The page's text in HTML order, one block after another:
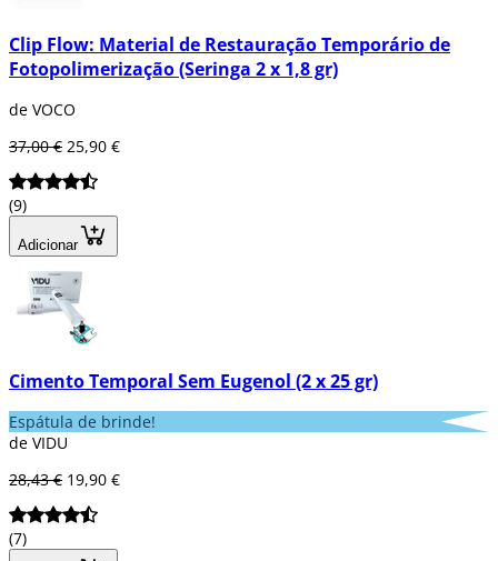
Clip Flow: Material de Restauração Temporário de
Fotopolimerização (Seringa 2 x 1,8 gr)
de VOCO
37,00 € 25,90 €
(9)
Adicionar
Cimento Temporal Sem Eugenol (2 x 25 gr)
Espátula de brinde!
de VIDU
28,43 € 19,90 €
(7)